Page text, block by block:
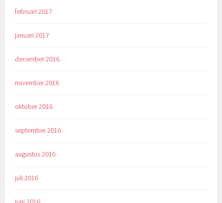
februari 2017
januari 2017
december 2016
november 2016
oktober 2016
september 2016
augustus 2016
juli 2016